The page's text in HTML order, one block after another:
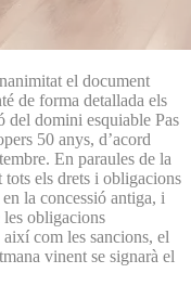
el document
de forma detallada els
del domini esquiable Pas
50 anys, d’acord
En paraules de la
tots els drets i obligacions
la concessió antiga, i
obligacions
com les sancions, el
vinent se signarà el